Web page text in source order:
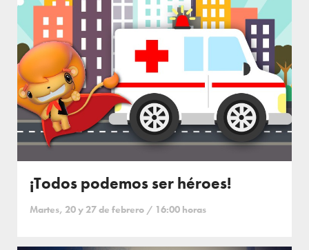
¡Todos podemos ser héroes!
Martes, 20 y 27 de febrero / 16:00 horas